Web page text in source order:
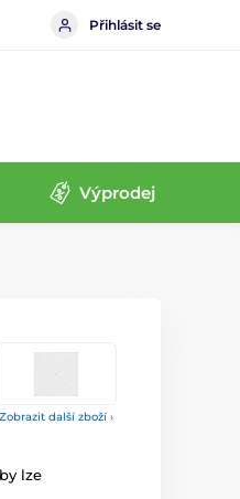
Přihlásit se
Výprodej
Zobrazit další zboží ›
lze